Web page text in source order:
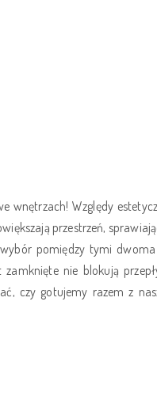
wnętrzach! Względy
przestrzeń,
pomiędzy tymi
nie blokują
czy gotujemy razem z